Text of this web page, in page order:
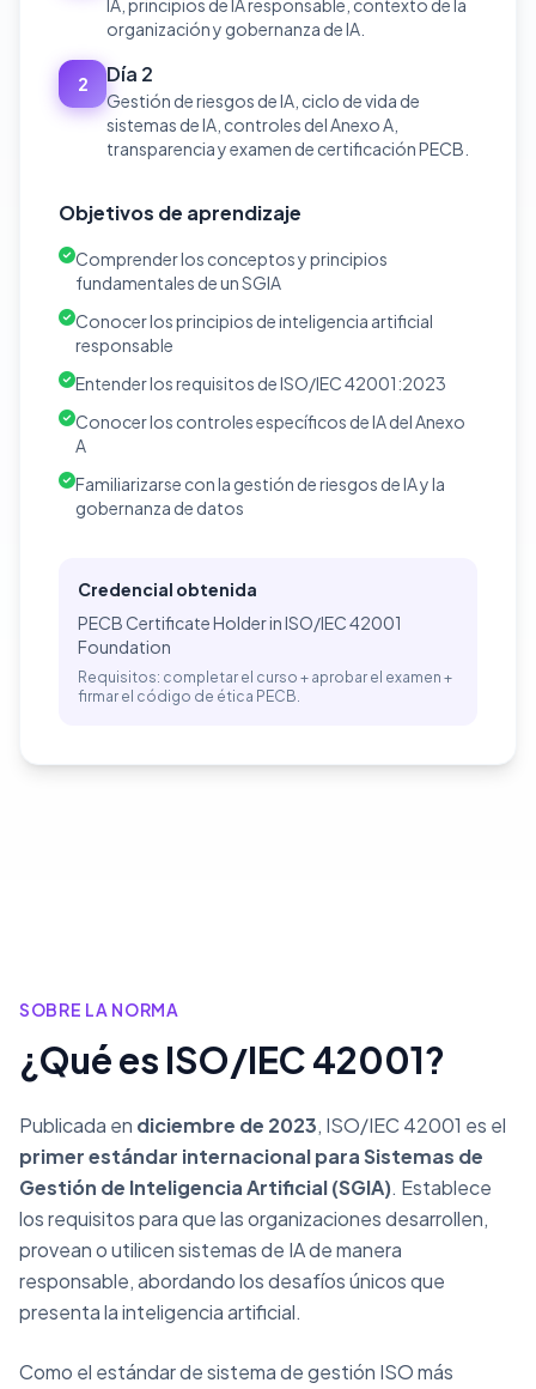
IA, principios de IA responsable, contexto de la
organización y gobernanza de IA.
2 Día 2
Gestión de riesgos de IA, ciclo de vida de
sistemas de IA, controles del Anexo A,
transparencia y examen de certificación PECB.
Objetivos de aprendizaje
Comprender los conceptos y principios
fundamentales de un SGIA
Conocer los principios de inteligencia artificial
responsable
Entender los requisitos de ISO/IEC 42001:2023
Conocer los controles específicos de IA del Anexo
A
Familiarizarse con la gestión de riesgos de IA y la
gobernanza de datos
Credencial obtenida
PECB Certificate Holder in ISO/IEC 42001
Foundation
Requisitos: completar el curso + aprobar el examen +
firmar el código de ética PECB.
SOBRE LA NORMA
¿Qué es ISO/IEC 42001?
Publicada en diciembre de 2023, ISO/IEC 42001 es el
primer estándar internacional para Sistemas de
Gestión de Inteligencia Artificial (SGIA). Establece
los requisitos para que las organizaciones desarrollen,
provean o utilicen sistemas de IA de manera
responsable, abordando los desafíos únicos que
presenta la inteligencia artificial.
Como el estándar de sistema de gestión ISO más